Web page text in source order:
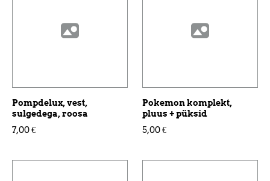
Pompdelux, vest,
sulgedega, roosa
7,00 €
Pokemon komplekt,
pluus + püksid
5,00 €